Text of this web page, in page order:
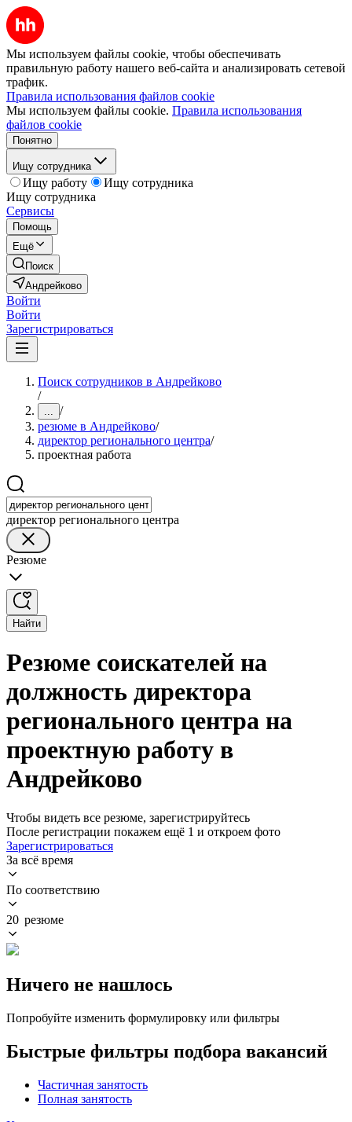
Мы используем файлы cookie, чтобы обеспечивать
правильную работу нашего веб-сайта и анализировать сетевой
трафик.
Правила использования файлов cookie
Мы используем файлы cookie. Правила использования
файлов cookie
Понятно
Ищу сотрудника
Ищу работу
Ищу сотрудника
Ищу сотрудника
Сервисы
Помощь
Ещё
Поиск
Андрейково
Войти
Войти
Зарегистрироваться
Поиск сотрудников в Андрейково
/
... /
резюме в Андрейково/
директор регионального центра/
проектная работа
директор регионального центра
Резюме
Найти
Резюме соискателей на
должность директора
регионального центра на
проектную работу в
Андрейково
Чтобы видеть все резюме, зарегистрируйтесь
После регистрации покажем ещё 1 и откроем фото
Зарегистрироваться
За всё время
По соответствию
20 резюме
Ничего не нашлось
Попробуйте изменить формулировку или фильтры
Быстрые фильтры подбора вакансий
Частичная занятость
Полная занятость